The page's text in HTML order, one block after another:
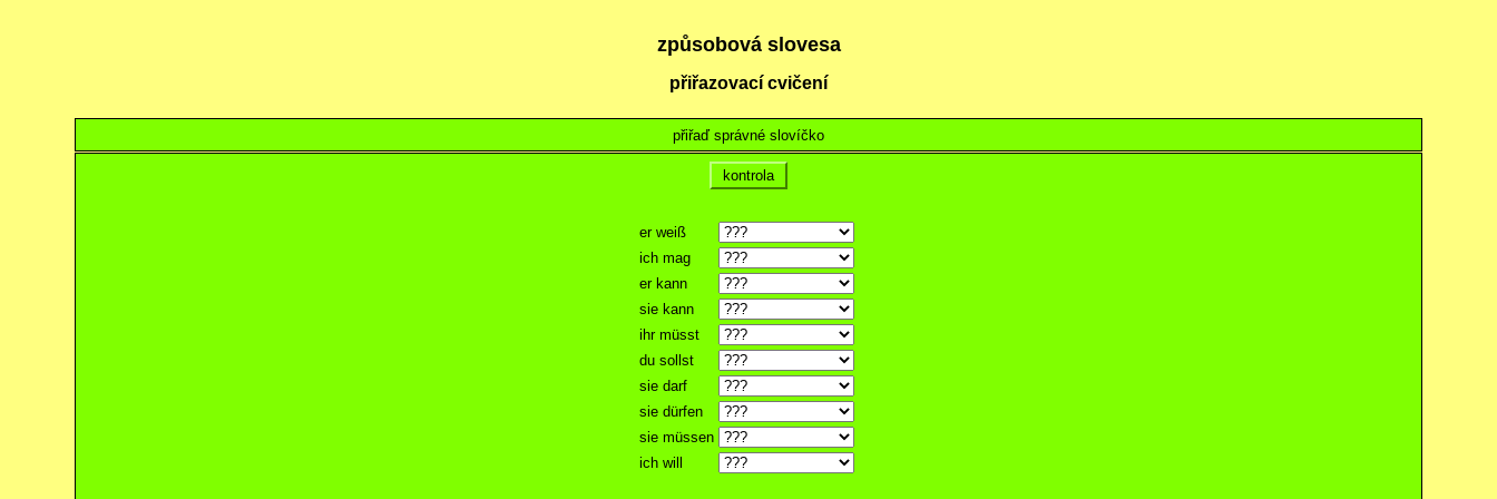
způsobová slovesa
přiřazovací cvičení
přiřaď správné slovíčko
kontrola
er weiß
ich mag
er kann
sie kann
ihr müsst
du sollst
sie darf
sie dürfen
sie müssen
ich will